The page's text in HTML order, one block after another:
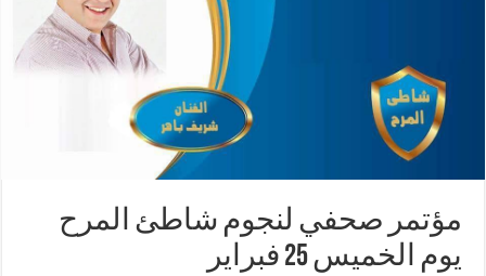
مؤتمر صحفي لنجوم شاطئ المرح
يوم الخميس 25 فبراير